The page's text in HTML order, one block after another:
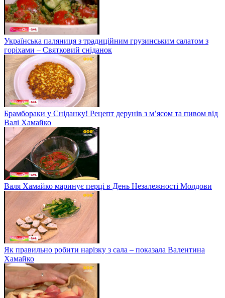
Українська паляниця з традиційним грузинським салатом з
горіхами – Святковий сніданок
Брамбораки у Сніданку! Рецепт дерунів з м’ясом та пивом від
Валі Хамайко
Валя Хамайко маринує перці в День Незалежності Молдови
Як правильно робити нарізку з сала – показала Валентина
Хамайко